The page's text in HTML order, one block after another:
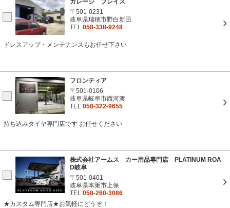
ガレージ プレイス
〒501-0231
岐阜県瑞穂市野白新田
TEL:058-338-9248
ドレスアップ・メンテナンスもお任せ下さい
フロンティア
〒501-0106
岐阜県岐阜市西河渡
TEL:058-322-9655
持ち込みタイヤ専門店です お任せください
株式会社アームス カー用品専門店 PLATINUM ROA
D岐阜
〒501-0401
岐阜県本巣市上保
TEL:058-260-3086
★カスタム専門店★お気軽にどうぞ！